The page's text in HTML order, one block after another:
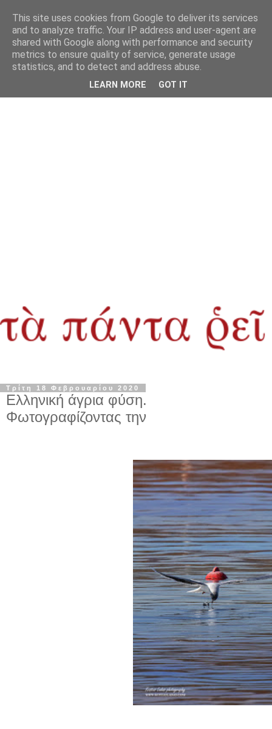
Τρίτη 18 Φεβρουαρίου 2020
Ελληνική άγρια φύση.
Φωτογραφίζοντας την
This site uses cookies from Google to deliver its services
and to analyze traffic. Your IP address and user-agent are
shared with Google along with performance and security
metrics to ensure quality of service, generate usage
statistics, and to detect and address abuse.
LEARN MORE GOT IT